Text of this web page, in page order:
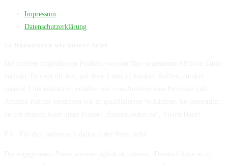
Impressum
Datenschutzerklärung